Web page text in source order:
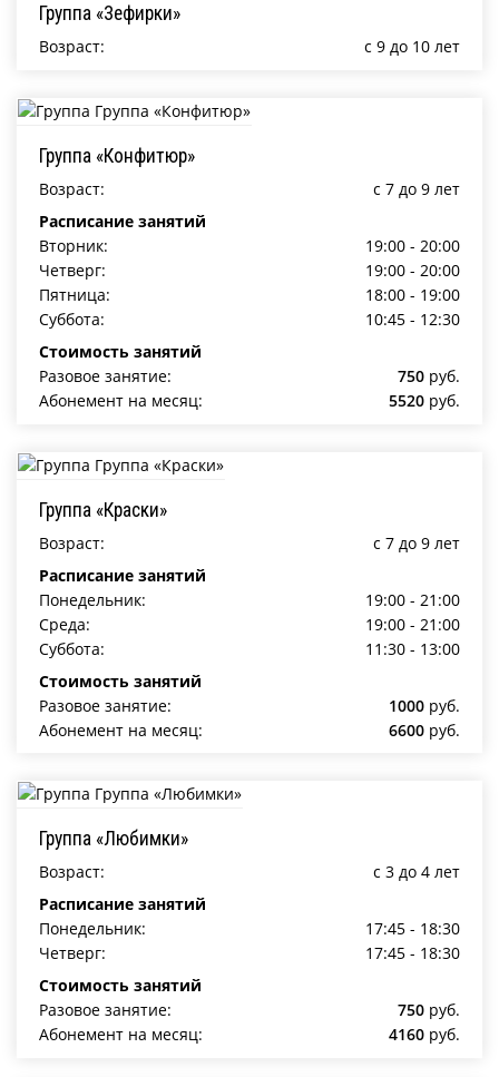
Группа «Зефирки»
Возраст: c 9 до 10 лет
Группа «Конфитюр»
Возраст:
c 7 до 9 лет
Расписание занятий
Вторник:
19:00 - 20:00
Четверг:
19:00 - 20:00
Пятница:
18:00 - 19:00
Суббота:
10:45 - 12:30
Стоимость занятий
Разовое занятие:
750 руб.
Абонемент на месяц:
5520 руб.
Группа «Краски»
Возраст:
c 7 до 9 лет
Расписание занятий
Понедельник:
19:00 - 21:00
Среда:
19:00 - 21:00
Суббота:
11:30 - 13:00
Стоимость занятий
Разовое занятие:
1000 руб.
Абонемент на месяц:
6600 руб.
Группа «Любимки»
Возраст:
c 3 до 4 лет
Расписание занятий
Понедельник:
17:45 - 18:30
Четверг:
17:45 - 18:30
Стоимость занятий
Разовое занятие:
750 руб.
Абонемент на месяц:
4160 руб.